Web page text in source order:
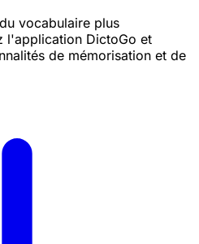
vocabulaire plus
l'application DictoGo et
de mémorisation et de